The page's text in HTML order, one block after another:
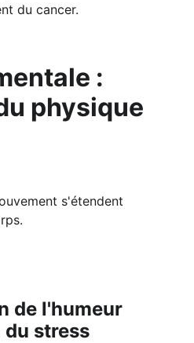
du cancer.
:
physique
s'étendent
de l'humeur
stress